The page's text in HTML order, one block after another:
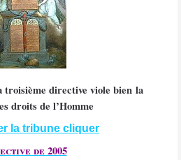
troisième directive viole bien la
droits de l’Homme
la tribune cliquer
de 2005